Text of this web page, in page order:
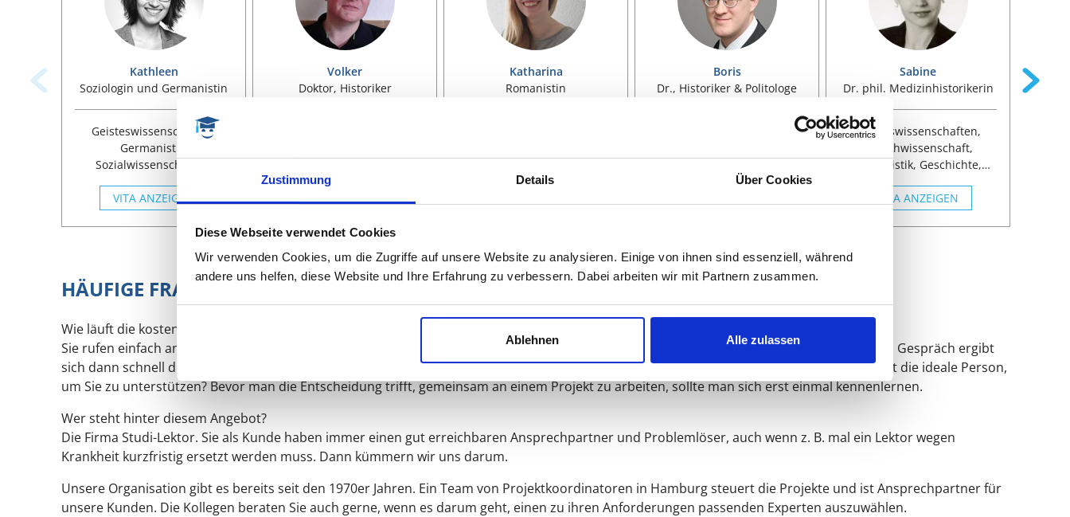
Zustimmung Details Über Cookies
Diese Webseite verwendet Cookies
Wir verwenden Cookies, um die Zugriffe auf unsere Website zu analysieren. Einige von ihnen sind essenziell, während
andere uns helfen, diese Website und Ihre Erfahrung zu verbessern. Dabei arbeiten wir mit Partnern zusammen.
Ablehnen Alle zulassen
Kathleen
Soziologin und Germanistin
Geisteswissenschaften,
Germanistik,
Sozialwissenschaften,
Forschung, Hilfe bei
Schreibblockaden
VITA ANZEIGEN
Volker
Doktor, Historiker
Katharina
Romanistin
Boris
Dr., Historiker & Politologe
Journalistik
Sabine
Dr. phil. Medizinhistorikerin
Geisteswissenschaften,
Sprachwissenschaft,
Romanistik, Geschichte,
Gesundheitswiss.,
Humanmedizin,
Zahnmedizin
VITA ANZEIGEN
HÄUFIGE FRAGEN
Wie läuft die kostenlose Vorabberatung ab?
Sie rufen einfach an und sprechen mit einer Projektkoordinatorin. Sie können Fragen stellen, rund um unsere Leistungen und Prozesse. Im Gespräch ergibt
sich dann schnell die weitere Zielrichtung. Welches sind die Punkte, an denen Sie sich Unterstützung wünschen? Wer aus unserem Team ist die ideale Person,
um Sie zu unterstützen? Bevor man die Entscheidung trifft, gemeinsam an einem Projekt zu arbeiten, sollte man sich erst einmal kennenlernen.
Wer steht hinter diesem Angebot?
Die Firma Studi-Lektor. Sie als Kunde haben immer einen gut erreichbaren Ansprechpartner und Problemlöser, auch wenn z. B. mal ein Lektor wegen
Krankheit kurzfristig ersetzt werden muss. Dann kümmern wir uns darum.
Unsere Organisation gibt es bereits seit den 1970er Jahren. Ein Team von Projektkoordinatoren in Hamburg steuert die Projekte und ist Ansprechpartner für
unsere Kunden. Die Kollegen beraten Sie auch gerne, wenn es darum geht, einen zu ihren Anforderungen passenden Experten auszuwählen.